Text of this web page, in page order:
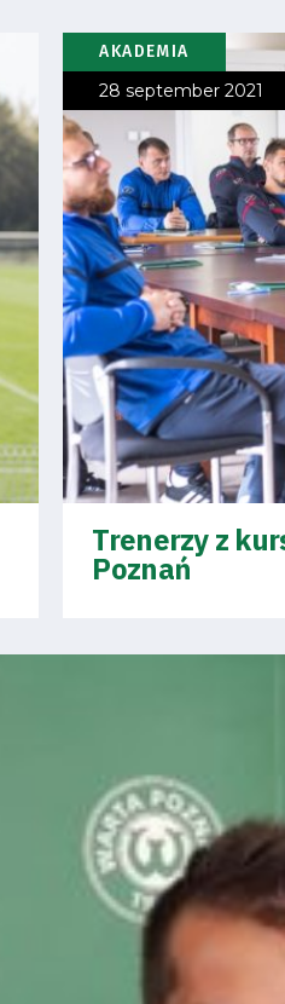
AKADEMIA
28 september 2021
Trenerzy z
Poznań